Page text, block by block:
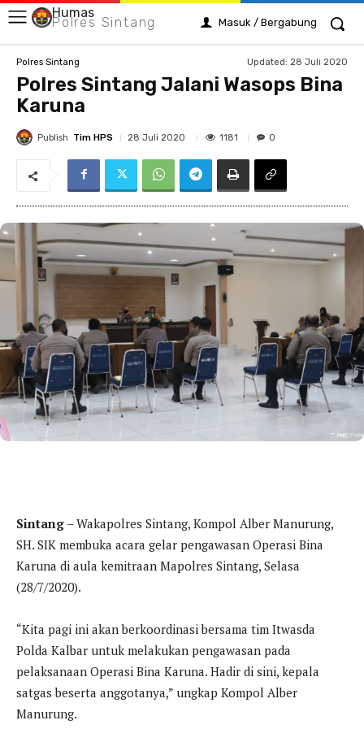
Humas
Polres Sintang Masuk / Bergabung
Polres Sintang Updated: 28 Juli 2020
Polres Sintang Jalani Wasops Bina
Karuna
Publish Tim HPS 28 Juli 2020 1181 0
Sintang – Wakapolres Sintang, Kompol Alber Manurung,
SH. SIK membuka acara gelar pengawasan Operasi Bina
Karuna di aula kemitraan Mapolres Sintang, Selasa
(28/7/2020).
“Kita pagi ini akan berkoordinasi bersama tim Itwasda
Polda Kalbar untuk melakukan pengawasan pada
pelaksanaan Operasi Bina Karuna. Hadir di sini, kepala
satgas beserta anggotanya,” ungkap Kompol Alber
Manurung.